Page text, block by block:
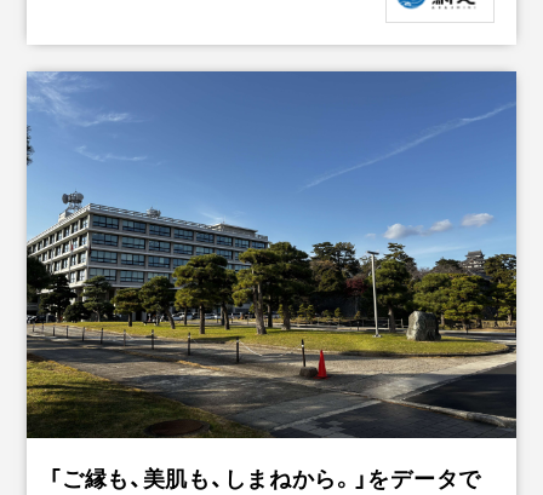
「ご縁も、美肌も、しまねから。」をデータで